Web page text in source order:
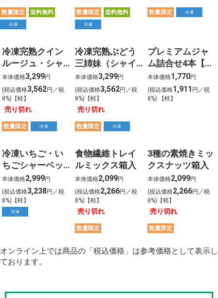
数量限定 送料無料
冷凍
数量限定 送料無料
冷凍
数量限定 冷凍
冷凍完熟クイン
ルージュ・シャ
インマスカット
ぶどう 【沖
縄・離島は除
く】
本体価格3,299円
(税込価格3,562円／税
8%)【軽】
売り切れ
数量限定 冷凍
冷凍完熟ぶどう
三姉妹（シャイ
ン・ルージュ・
パープル）
【沖縄・離島は
除く】
本体価格3,299円
(税込価格3,562円／税
8%)【軽】
売り切れ
数量限定 冷凍
プレミアムジャ
ム詰合せ4本【詰
合せ内容を選択
してください】
本体価格1,770円
(税込価格1,911 円／税
8%) 【軽】
冷凍いちご・い
ちごシャーベッ
ト詰合せ
本体価格2,999円
(税込価格3,238円／税
8%)【軽】
冷凍
食物繊維トレイ
ルミックス箱入
本体価格2,099円
(税込価格2,266円／税
8%)【軽】
売り切れ
数量限定
3種の素焼きミッ
クスナッツ箱入
本体価格2,099円
(税込価格2,266円／税
8%)【軽】
売り切れ
数量限定
オンライン上では商品の「税込価格」は参考価格として表示し
ております。